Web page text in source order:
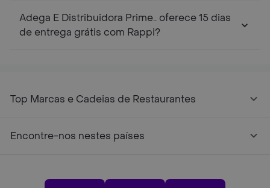
Adega E Distribuidora Prime.. oferece 15 dias
de entrega grátis com Rappi?
Top Marcas e Cadeias de Restaurantes
Encontre-nos nestes países